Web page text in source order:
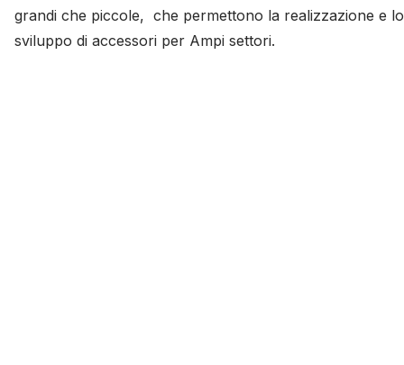
grandi che piccole, che permettono la realizzazione e lo
sviluppo di accessori per Ampi settori.